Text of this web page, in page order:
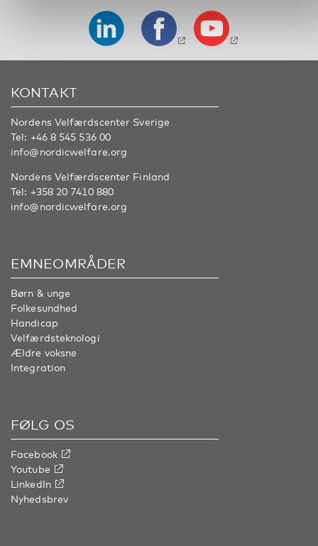
KONTAKT
Nordens Velfærdscenter Sverige
Tel: +46 8 545 536 00
info@nordicwelfare.org
Nordens Velfærdscenter Finland
Tel: +358 20 7410 880
info@nordicwelfare.org
EMNEOMRÅDER
Børn & unge
Folkesundhed
Handicap
Velfærdsteknologi
Ældre voksne
Integration
FØLG OS
Facebook
Youtube
LinkedIn
Nyhedsbrev